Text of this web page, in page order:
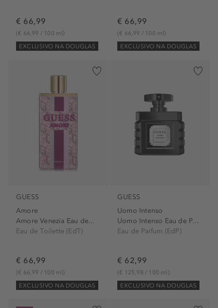
€ 66,99
(€ 66,99 / 100 ml)
EXCLUSIVO NA DOUGLAS
€ 66,99
(€ 66,99 / 100 ml)
EXCLUSIVO NA DOUGLAS
GUESS
Amore
Amore Venezia Eau de...
Eau de Toilette (EdT)
€ 66,99
(€ 66,99 / 100 ml)
EXCLUSIVO NA DOUGLAS
GUESS
Uomo Intenso
Uomo Intenso Eau de Parfum...
Eau de Parfum (EdP)
€ 62,99
(€ 125,98 / 100 ml)
EXCLUSIVO NA DOUGLAS